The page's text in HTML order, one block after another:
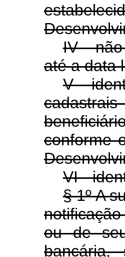
IV -
até a data
V -
conforme
VI -
§ 1º A
ou de